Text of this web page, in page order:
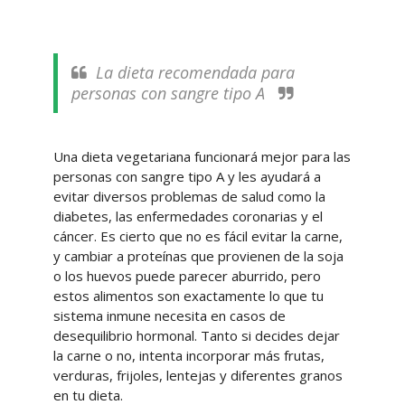
La dieta recomendada para
personas con sangre tipo A
Una dieta vegetariana funcionará mejor para las
personas con sangre tipo A y les ayudará a
evitar diversos problemas de salud como la
diabetes, las enfermedades coronarias y el
cáncer. Es cierto que no es fácil evitar la carne,
y cambiar a proteínas que provienen de la soja
o los huevos puede parecer aburrido, pero
estos alimentos son exactamente lo que tu
sistema inmune necesita en casos de
desequilibrio hormonal. Tanto si decides dejar
la carne o no, intenta incorporar más frutas,
verduras, frijoles, lentejas y diferentes granos
en tu dieta.